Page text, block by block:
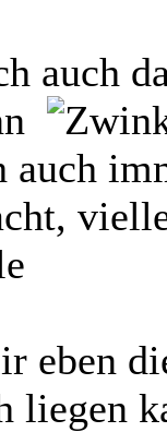
auch
auch
eben
liegen